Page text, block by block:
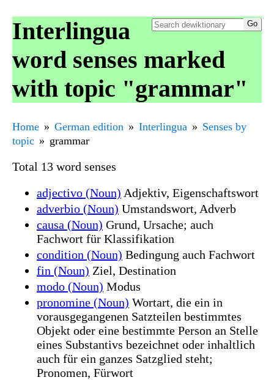
Interlingua
word senses marked
with topic "grammar"
Home German edition Interlingua
Senses by
topic
grammar
Total 13 word senses
adjectivo (Noun) Adjektiv, Eigenschaftswort
adverbio (Noun) Umstandswort, Adverb
causa (Noun) Grund, Ursache; auch
Fachwort für Klassifikation
condition (Noun) Bedingung auch Fachwort
fin (Noun) Ziel, Destination
modo (Noun) Modus
pronomine (Noun) Wortart, die ein in
vorausgegangenen Satzteilen bestimmtes
Objekt oder eine bestimmte Person an Stelle
eines Substantivs bezeichnet oder inhaltlich
auch für ein ganzes Satzglied steht;
Pronomen, Fürwort